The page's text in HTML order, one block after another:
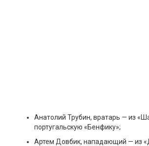
Анатолий Трубин, вратарь — из
португальскую «Бенфику»;
Артем Довбик, нападающий — из